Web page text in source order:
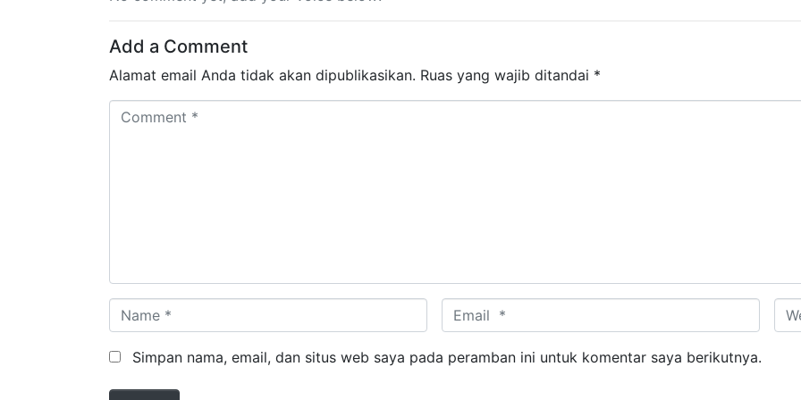
Add a Comment
Alamat email Anda tidak akan dipublikasikan. Ruas yang wajib ditandai *
Comment *
Name * Email *
Simpan nama, email, dan situs web saya pada peramban ini untuk komentar saya berikutnya.